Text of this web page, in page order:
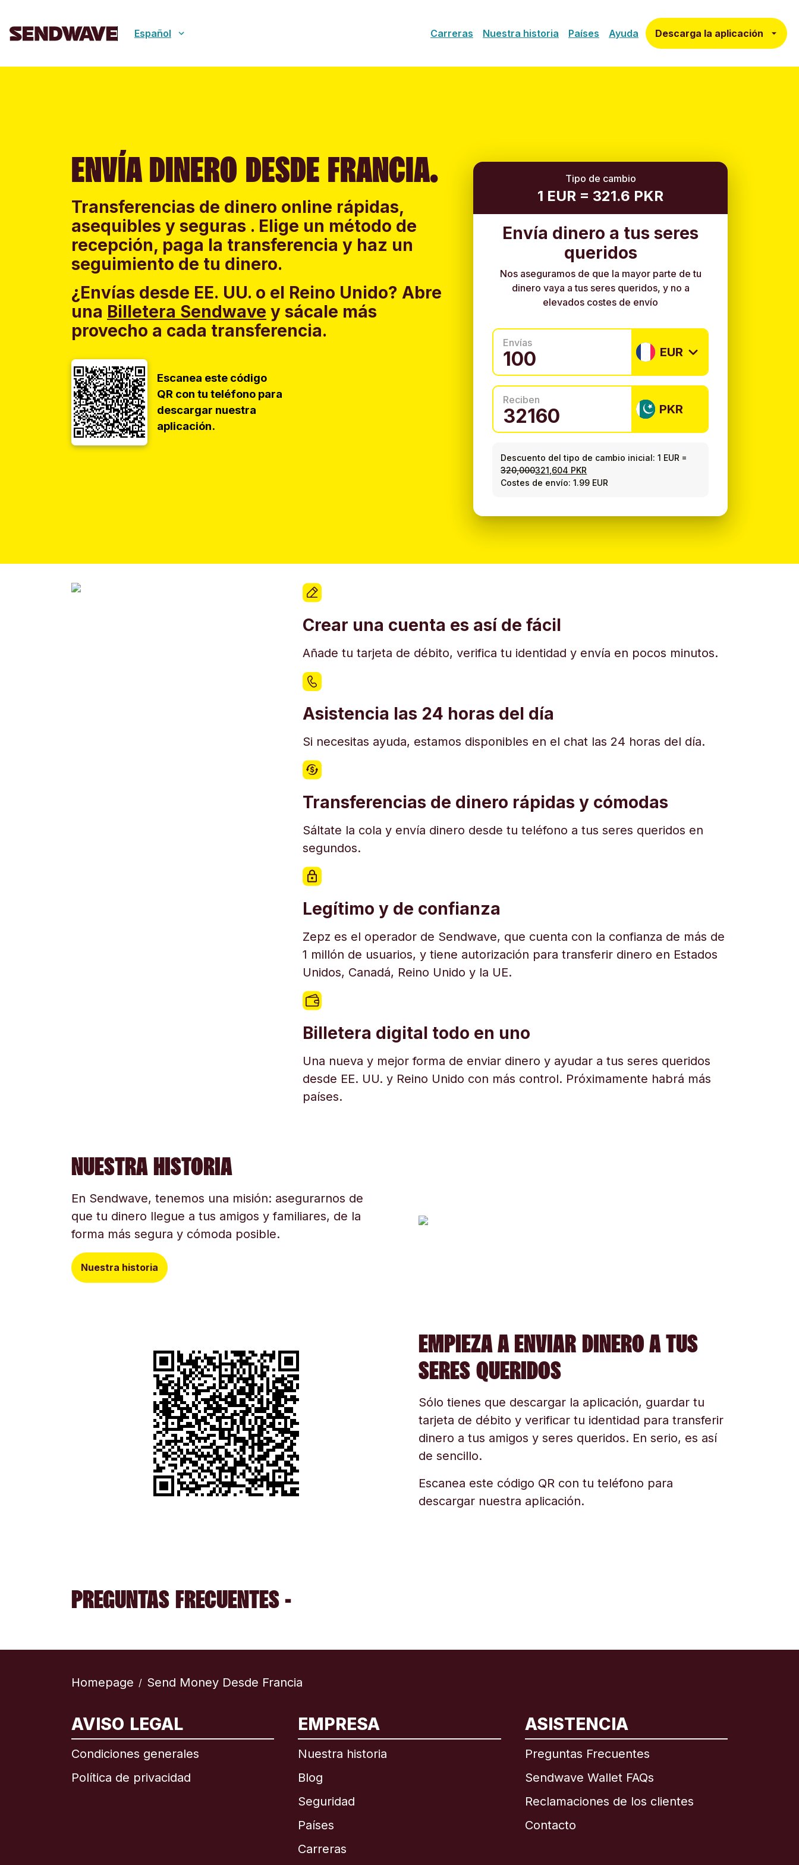
Español Carreras Nuestra historia Países Ayuda Descarga la aplicación
ENVÍA DINERO DESDE FRANCIA.
Transferencias de dinero online rápidas,
asequibles y seguras . Elige un método de
recepción, paga la transferencia y haz un
seguimiento de tu dinero.
¿Envías desde EE. UU. o el Reino Unido? Abre
una Billetera Sendwave y sácale más
provecho a cada transferencia.
Escanea este código
QR con tu teléfono para
descargar nuestra
aplicación.
Tipo de cambio
1 EUR = 321.6 PKR
Envía dinero a tus seres
queridos
Nos aseguramos de que la mayor parte de tu
dinero vaya a tus seres queridos, y no a
elevados costes de envío
Envías
EUR
Reciben
PKR
Descuento del tipo de cambio inicial: 1 EUR =
320,000321,604 PKR
Costes de envío: 1.99 EUR
Crear una cuenta es así de fácil
Añade tu tarjeta de débito, verifica tu identidad y envía en pocos minutos.
Asistencia las 24 horas del día
Si necesitas ayuda, estamos disponibles en el chat las 24 horas del día.
Transferencias de dinero rápidas y cómodas
Sáltate la cola y envía dinero desde tu teléfono a tus seres queridos en
segundos.
Legítimo y de confianza
Zepz es el operador de Sendwave, que cuenta con la confianza de más de
1 millón de usuarios, y tiene autorización para transferir dinero en Estados
Unidos, Canadá, Reino Unido y la UE.
Billetera digital todo en uno
Una nueva y mejor forma de enviar dinero y ayudar a tus seres queridos
desde EE. UU. y Reino Unido con más control. Próximamente habrá más
países.
NUESTRA HISTORIA
En Sendwave, tenemos una misión: asegurarnos de
que tu dinero llegue a tus amigos y familiares, de la
forma más segura y cómoda posible.
Nuestra historia
EMPIEZA A ENVIAR DINERO A TUS
SERES QUERIDOS
Sólo tienes que descargar la aplicación, guardar tu
tarjeta de débito y verificar tu identidad para transferir
dinero a tus amigos y seres queridos. En serio, es así
de sencillo.
Escanea este código QR con tu teléfono para
descargar nuestra aplicación.
PREGUNTAS FRECUENTES -
Homepage / Send Money Desde Francia
AVISO LEGAL
Condiciones generales
Política de privacidad
EMPRESA
Nuestra historia
Blog
Seguridad
Países
Carreras
ASISTENCIA
Preguntas Frecuentes
Sendwave Wallet FAQs
Reclamaciones de los clientes
Contacto
Internacional English